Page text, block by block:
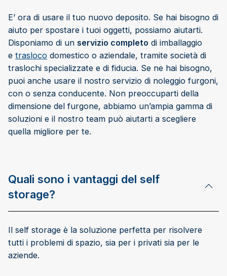
E’ ora di usare il tuo nuovo deposito. Se hai bisogno di
aiuto per spostare i tuoi oggetti, possiamo aiutarti.
Disponiamo di un servizio completo di imballaggio
e trasloco domestico o aziendale, tramite società di
traslochi specializzate e di fiducia. Se ne hai bisogno,
puoi anche usare il nostro servizio di noleggio furgoni,
con o senza conducente. Non preoccuparti della
dimensione del furgone, abbiamo un’ampia gamma di
soluzioni e il nostro team può aiutarti a scegliere
quella migliore per te.
Quali sono i vantaggi del self
storage?
Il self storage è la soluzione perfetta per risolvere
tutti i problemi di spazio, sia per i privati sia per le
aziende.